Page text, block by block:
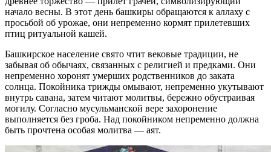
начало весны. В этот день башкиры обращаются к аллаху с
просьбой об урожае, они непременно кормят прилетевших
птиц ритуальной кашей.
Башкирское население свято чтит вековые традиции, не
забывая об обычаях, связанных с религией и предками. Они
непременно хоронят умерших родственников до заката
солнца. Покойника трижды омывают, непременно укутывают
внутрь савана, затем читают молитвы, бережно обустраивая
могилу. Согласно мусульманской вере захоронение
выполняется без гроба. Над покойником непременно должна
быть прочтена особая молитва — аят.